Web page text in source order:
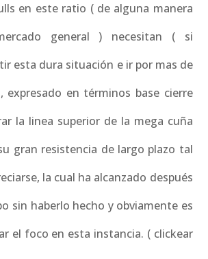
en este ratio ( de alguna manera
general ) necesitan ( si
esta dura situación e ir por mas de
expresado en términos base cierre
la linea superior de la mega cuña
gran resistencia de largo plazo tal
la cual ha alcanzado después
sin haberlo hecho y obviamente es
el foco en esta instancia. ( clickear